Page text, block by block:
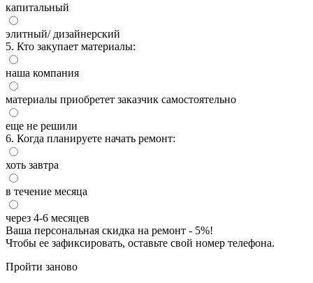
капитальный
элитный/ дизайнерский
5. Кто закупает материалы:
наша компания
материалы приобретет заказчик самостоятельно
еще не решили
6. Когда планируете начать ремонт:
хоть завтра
в течение месяца
через 4-6 месяцев
Ваша персональная скидка на ремонт - 5%!
Чтобы ее зафиксировать, оставьте свой номер телефона.
Пройти заново